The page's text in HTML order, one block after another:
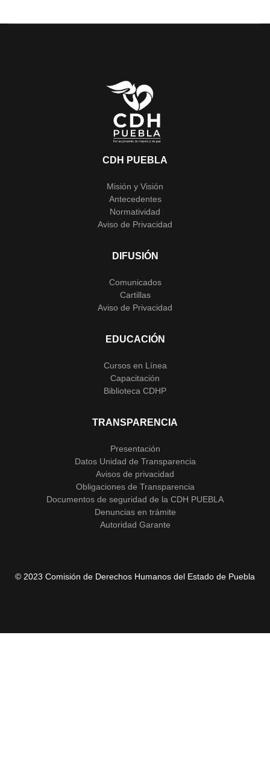
CDH PUEBLA
Misión y Visión
Antecedentes
Normatividad
Aviso de Privacidad
DIFUSIÓN
Comunicados
Cartillas
Aviso de Privacidad
EDUCACIÓN
Cursos en Línea
Capacitación
Biblioteca CDHP
TRANSPARENCIA
Presentación
Datos Unidad de Transparencia
Avisos de privacidad
Obligaciones de Transparencia
Documentos de seguridad de la CDH PUEBLA
Denuncias en trámite
Autoridad Garante
© 2023 Comisión de Derechos Humanos del Estado de Puebla